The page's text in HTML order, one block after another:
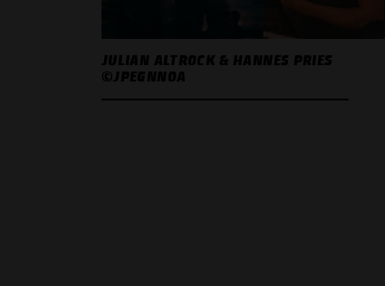
JULIAN ALTROCK & HANNES PRIES
©JPEGNNOA